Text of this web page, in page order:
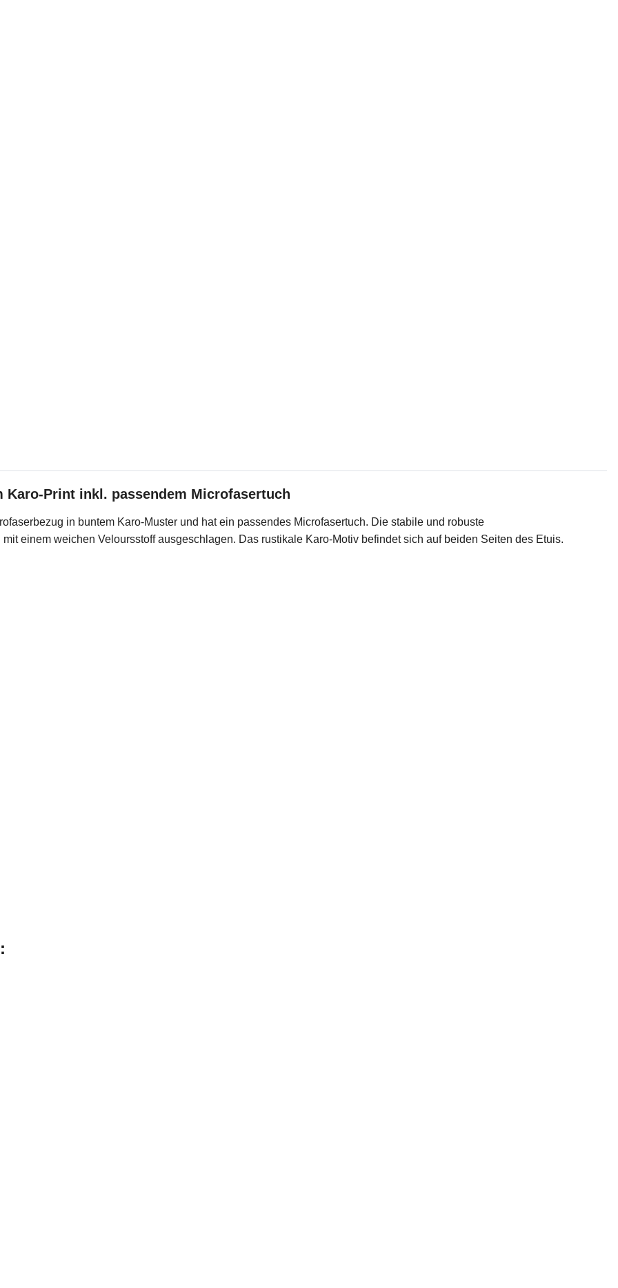
Print inkl. passendem Microfasertuch
in buntem Karo-Muster und hat ein passendes Microfasertuch. Die stabile und robuste
einem weichen Veloursstoff ausgeschlagen. Das rustikale Karo-Motiv befindet sich auf beiden Seiten des Etuis.